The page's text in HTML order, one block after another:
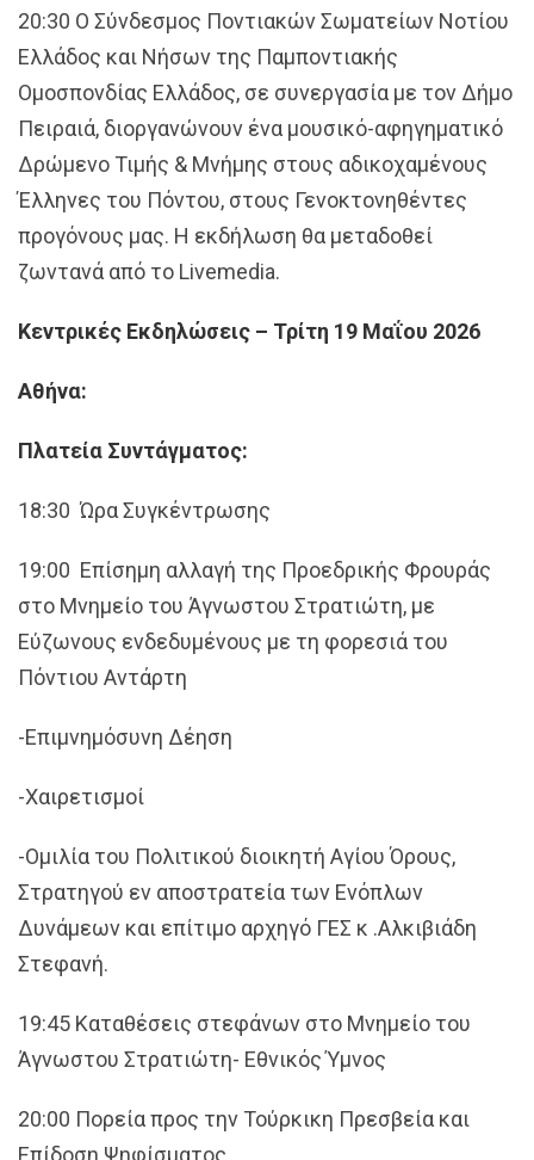
20:30 Ο Σύνδεσμος Ποντιακών Σωματείων Νοτίου
Ελλάδος και Νήσων της Παμποντιακής
Ομοσπονδίας Ελλάδος, σε συνεργασία με τον Δήμο
Πειραιά, διοργανώνουν ένα μουσικό-αφηγηματικό
Δρώμενο Τιμής & Μνήμης στους αδικοχαμένους
Έλληνες του Πόντου, στους Γενοκτονηθέντες
προγόνους μας. Η εκδήλωση θα μεταδοθεί
ζωντανά από το Livemedia.
Κεντρικές Εκδηλώσεις – Τρίτη 19 Μαΐου 2026
Αθήνα:
Πλατεία Συντάγματος:
18:30 Ώρα Συγκέντρωσης
19:00 Επίσημη αλλαγή της Προεδρικής Φρουράς
στο Μνημείο του Άγνωστου Στρατιώτη, με
Εύζωνους ενδεδυμένους με τη φορεσιά του
Πόντιου Αντάρτη
-Επιμνημόσυνη Δέηση
-Χαιρετισμοί
-Ομιλία του Πολιτικού διοικητή Αγίου Όρους,
Στρατηγού εν αποστρατεία των Ενόπλων
Δυνάμεων και επίτιμο αρχηγό ΓΕΣ κ .Αλκιβιάδη
Στεφανή.
19:45 Καταθέσεις στεφάνων στο Μνημείο του
Άγνωστου Στρατιώτη- Εθνικός Ύμνος
20:00 Πορεία προς την Τούρκικη Πρεσβεία και
Επίδοση Ψηφίσματος